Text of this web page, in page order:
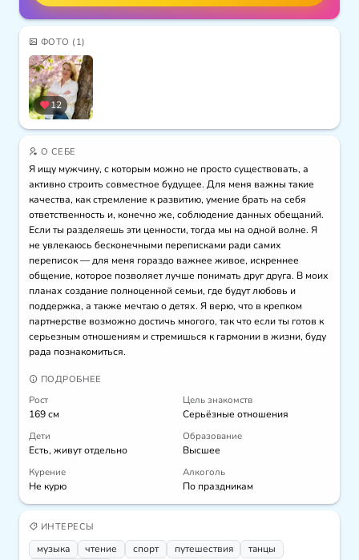
ФОТО (1)
12
О СЕБЕ
Я ищу мужчину, с которым можно не просто существовать, а
активно строить совместное будущее. Для меня важны такие
качества, как стремление к развитию, умение брать на себя
ответственность и, конечно же, соблюдение данных обещаний.
Если ты разделяешь эти ценности, тогда мы на одной волне. Я
не увлекаюсь бесконечными переписками ради самих
переписок — для меня гораздо важнее живое, искреннее
общение, которое позволяет лучше понимать друг друга. В моих
планах создание полноценной семьи, где будут любовь и
поддержка, а также мечтаю о детях. Я верю, что в крепком
партнерстве возможно достичь многого, так что если ты готов к
серьезным отношениям и стремишься к гармонии в жизни, буду
рада познакомиться.
ПОДРОБНЕЕ
Рост
169 см
Цель знакомств
Серьёзные отношения
Дети
Есть, живут отдельно
Образование
Высшее
Курение
Не курю
Алкоголь
По праздникам
ИНТЕРЕСЫ
музыка чтение спорт путешествия
танцы